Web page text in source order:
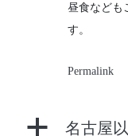
昼食なども
す。
Permalink
a
名古屋